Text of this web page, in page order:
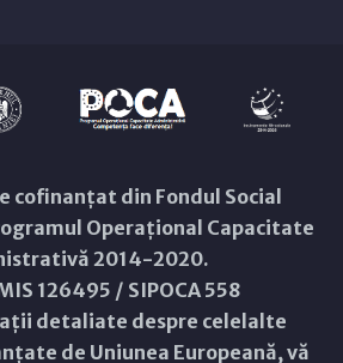
cofinanțat din Fondul Social
Operațional Capacitate
2014-2020.
126495 / SIPOCA 558
detaliate despre celelalte
de Uniunea Europeană, vă